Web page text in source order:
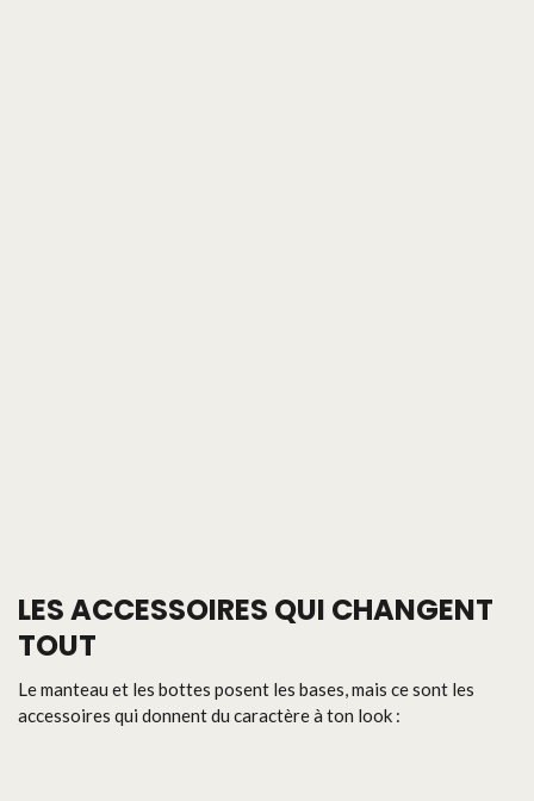
LES ACCESSOIRES QUI CHANGENT
TOUT
Le manteau et les bottes posent les bases, mais ce sont les
accessoires qui donnent du caractère à ton look :